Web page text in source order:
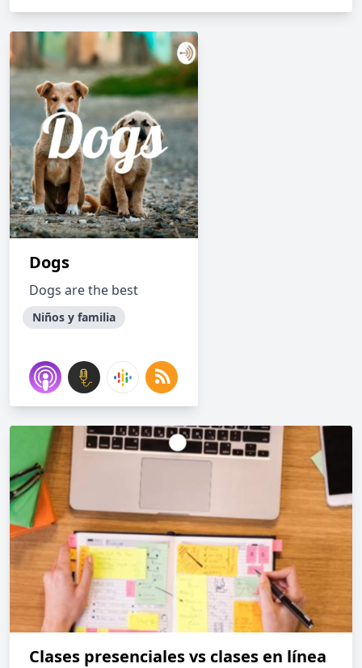
Dogs
Dogs are the best
Niños y familia
Clases presenciales vs clases en línea